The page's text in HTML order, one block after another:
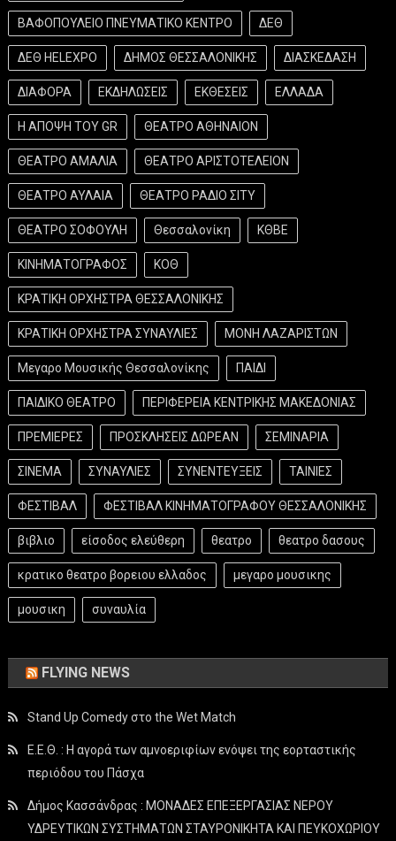
ΒΑΦΟΠΟΥΛΕΙΟ ΠΝΕΥΜΑΤΙΚΟ ΚΕΝΤΡΟ ΔΕΘ
ΔΕΘ HELEXPO ΔΗΜΟΣ ΘΕΣΣΑΛΟΝΙΚΗΣ ΔΙΑΣΚΕΔΑΣΗ
ΔΙΑΦΟΡΑ ΕΚΔΗΛΩΣΕΙΣ ΕΚΘΕΣΕΙΣ ΕΛΛΑΔΑ
Η ΑΠΟΨΗ ΤΟΥ GR ΘΕΑΤΡΟ ΑΘΗΝΑΙΟΝ
ΘΕΑΤΡΟ ΑΜΑΛΙΑ ΘΕΑΤΡΟ ΑΡΙΣΤΟΤΕΛΕΙΟΝ
ΘΕΑΤΡΟ ΑΥΛΑΙΑ ΘΕΑΤΡΟ ΡΑΔΙΟ ΣΙΤΥ
ΘΕΑΤΡΟ ΣΟΦΟΥΛΗ Θεσσαλονίκη ΚΘΒΕ
ΚΙΝΗΜΑΤΟΓΡΑΦΟΣ ΚΟΘ
ΚΡΑΤΙΚΗ ΟΡΧΗΣΤΡΑ ΘΕΣΣΑΛΟΝΙΚΗΣ
ΚΡΑΤΙΚΗ ΟΡΧΗΣΤΡΑ ΣΥΝΑΥΛΙΕΣ ΜΟΝΗ ΛΑΖΑΡΙΣΤΩΝ
Μεγαρο Μουσικής Θεσσαλονίκης ΠΑΙΔΙ
ΠΑΙΔΙΚΟ ΘΕΑΤΡΟ ΠΕΡΙΦΕΡΕΙΑ ΚΕΝΤΡΙΚΗΣ ΜΑΚΕΔΟΝΙΑΣ
ΠΡΕΜΙΕΡΕΣ ΠΡΟΣΚΛΗΣΕΙΣ ΔΩΡΕΑΝ ΣΕΜΙΝΑΡΙΑ
ΣΙΝΕΜΑ ΣΥΝΑΥΛΙΕΣ ΣΥΝΕΝΤΕΥΞΕΙΣ ΤΑΙΝΙΕΣ
ΦΕΣΤΙΒΑΛ ΦΕΣΤΙΒΑΛ ΚΙΝΗΜΑΤΟΓΡΑΦΟΥ ΘΕΣΣΑΛΟΝΙΚΗΣ
βιβλιο είσοδος ελεύθερη θεατρο θεατρο δασους
κρατικο θεατρο βορειου ελλαδος μεγαρο μουσικης
μουσικη συναυλία
FLYING NEWS
Stand Up Comedy στο the Wet Match
Ε.Ε.Θ. : Η αγορά των αμνοεριφίων ενόψει της εορταστικής
περιόδου του Πάσχα
Δήμος Κασσάνδρας : ΜΟΝΑΔΕΣ ΕΠΕΞΕΡΓΑΣΙΑΣ ΝΕΡΟΥ
ΥΔΡΕΥΤΙΚΩΝ ΣΥΣΤΗΜΑΤΩΝ ΣΤΑΥΡΟΝΙΚΗΤΑ ΚΑΙ ΠΕΥΚΟΧΩΡΙΟΥ